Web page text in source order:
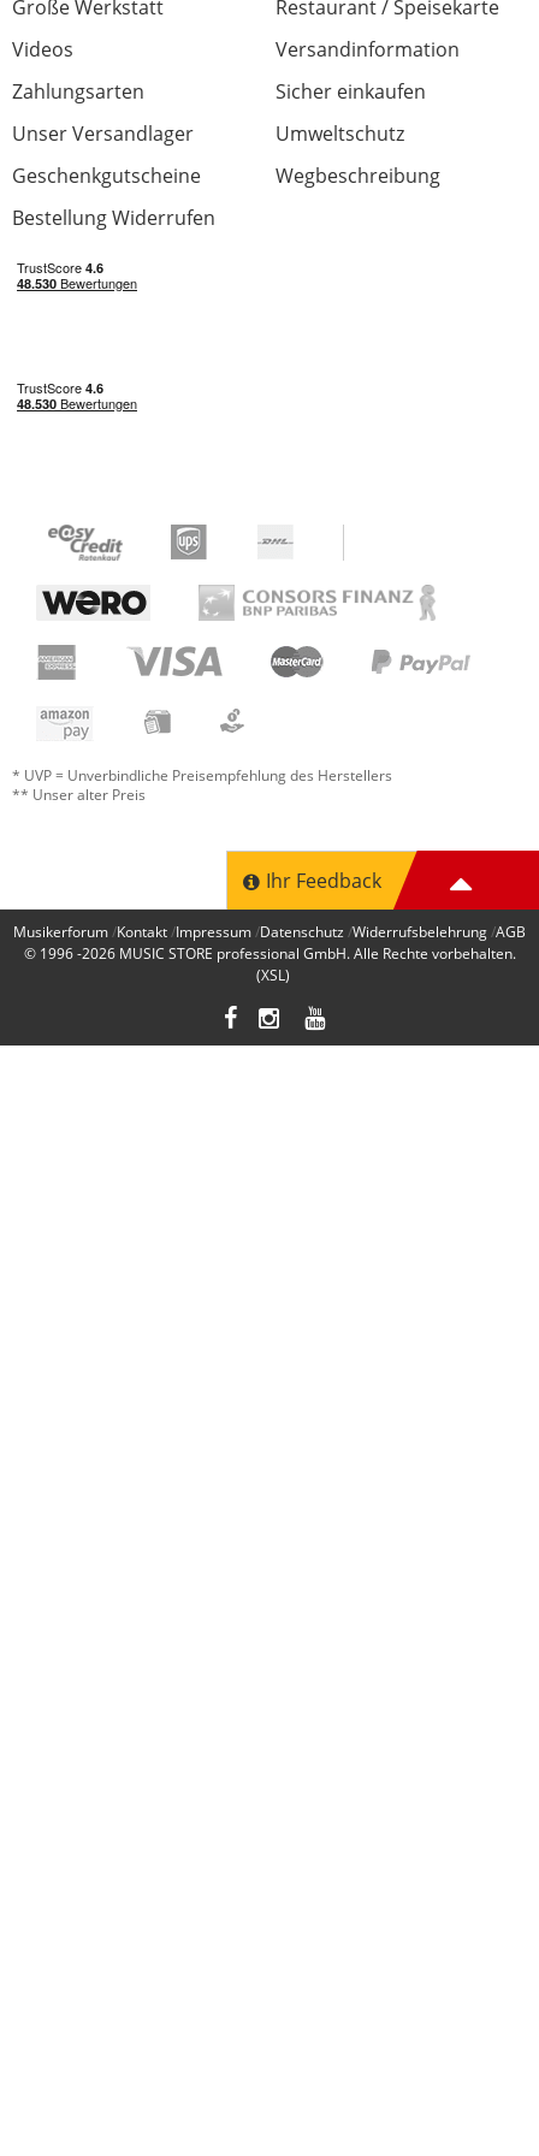
in Ordnung.
2 von 2 fanden diese Rezension hilfreich
War diese Rezension hilfreich?
Große Werkstatt
Restaurant / Speisekarte
Videos
Versandinformation
Zahlungsarten
Sicher einkaufen
Unser Versandlager
Umweltschutz
Geschenkgutscheine
Wegbeschreibung
Bestellung Widerrufen
* UVP = Unverbindliche Preisempfehlung des Herstellers
** Unser alter Preis
Ihr Feedback
Musikerforum Kontakt Impressum Datenschutz Widerrufsbelehrung AGB
© 1996 -2026 MUSIC STORE professional GmbH. Alle Rechte vorbehalten.
(XSL)